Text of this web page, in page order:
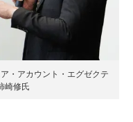
・アカウント・エグゼクテ
崎修氏